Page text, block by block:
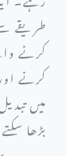
طریقے
کرنے
کرنے
میں
بڑھا